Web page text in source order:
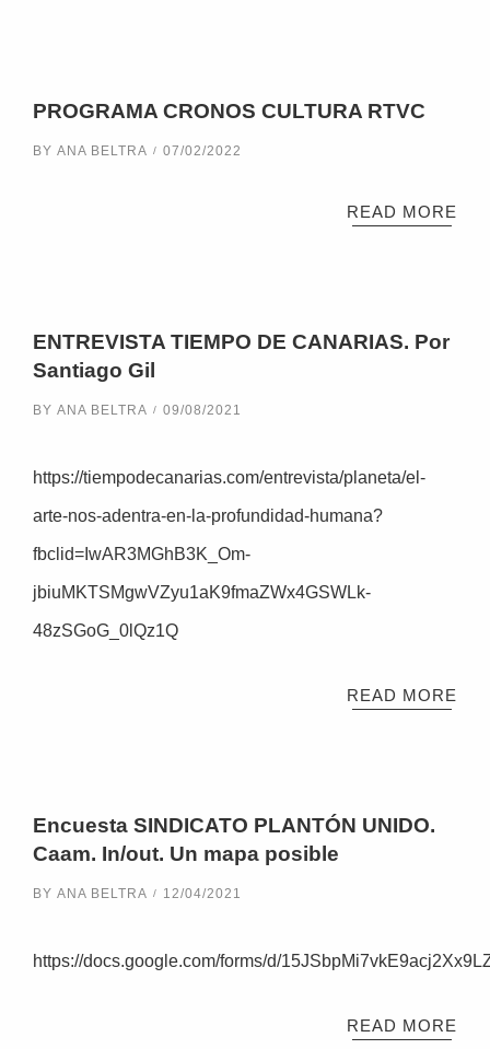
PROGRAMA CRONOS CULTURA RTVC
BY ANA BELTRA 07/02/2022
READ MORE
ENTREVISTA TIEMPO DE CANARIAS. Por
Santiago Gil
BY ANA BELTRA 09/08/2021
https://tiempodecanarias.com/entrevista/planeta/el-
arte-nos-adentra-en-la-profundidad-humana?
fbclid=IwAR3MGhB3K_Om-
jbiuMKTSMgwVZyu1aK9fmaZWx4GSWLk-
48zSGoG_0lQz1Q
READ MORE
Encuesta SINDICATO PLANTÓN UNIDO.
Caam. In/out. Un mapa posible
BY ANA BELTRA 12/04/2021
https://docs.google.com/forms/d/
READ MORE